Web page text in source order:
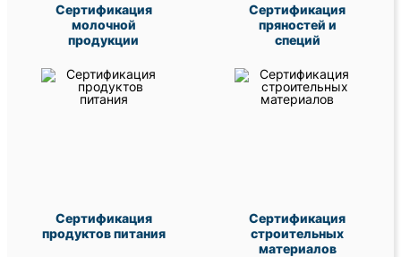
Сертификация
молочной
продукции
Сертификация
пряностей и
специй
Сертификация
продуктов питания
Сертификация
строительных
материалов